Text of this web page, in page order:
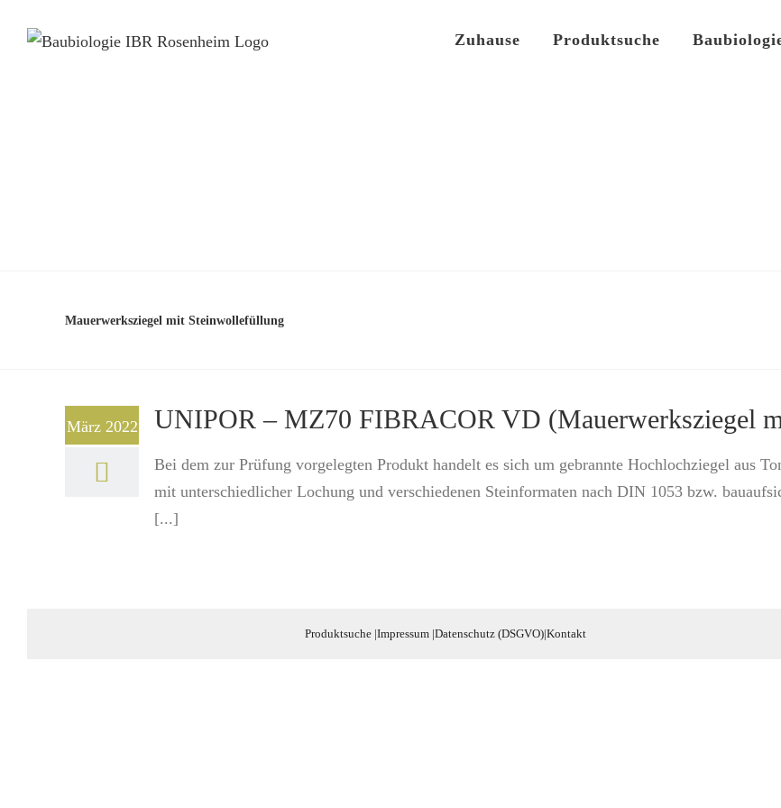
Zuhause Produktsuche
Mauerwerksziegel mit Steinwollefüllung
März 2022 UNIPOR – MZ70 FIBRACOR VD (Mauerwerksziegel
Bei dem zur Prüfung vorgelegten Produkt handelt es sich um gebrannte Hochlochziegel aus
mit unterschiedlicher Lochung und verschiedenen Steinformaten nach DIN 1053 bzw.
[...]
Produktsuche|Impressum|Datenschutz (DSGVO)|Kontakt